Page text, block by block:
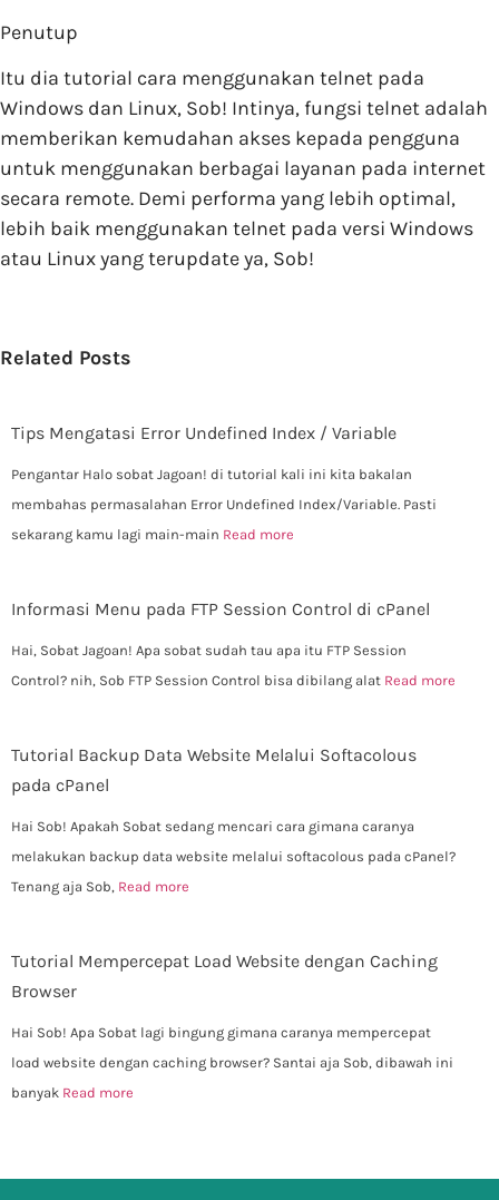
Penutup
Itu dia tutorial cara menggunakan telnet pada
Windows dan Linux, Sob! Intinya, fungsi telnet adalah
memberikan kemudahan akses kepada pengguna
untuk menggunakan berbagai layanan pada internet
secara remote. Demi performa yang lebih optimal,
lebih baik menggunakan telnet pada versi Windows
atau Linux yang terupdate ya, Sob!
Related Posts
Tips Mengatasi Error Undefined Index / Variable
Pengantar Halo sobat Jagoan! di tutorial kali ini kita bakalan
membahas permasalahan Error Undefined Index/Variable. Pasti
sekarang kamu lagi main-main Read more
Informasi Menu pada FTP Session Control di cPanel
Hai, Sobat Jagoan! Apa sobat sudah tau apa itu FTP Session
Control? nih, Sob FTP Session Control bisa dibilang alat Read more
Tutorial Backup Data Website Melalui Softacolous
pada cPanel
Hai Sob! Apakah Sobat sedang mencari cara gimana caranya
melakukan backup data website melalui softacolous pada cPanel?
Tenang aja Sob, Read more
Tutorial Mempercepat Load Website dengan Caching
Browser
Hai Sob! Apa Sobat lagi bingung gimana caranya mempercepat
load website dengan caching browser? Santai aja Sob, dibawah ini
banyak Read more